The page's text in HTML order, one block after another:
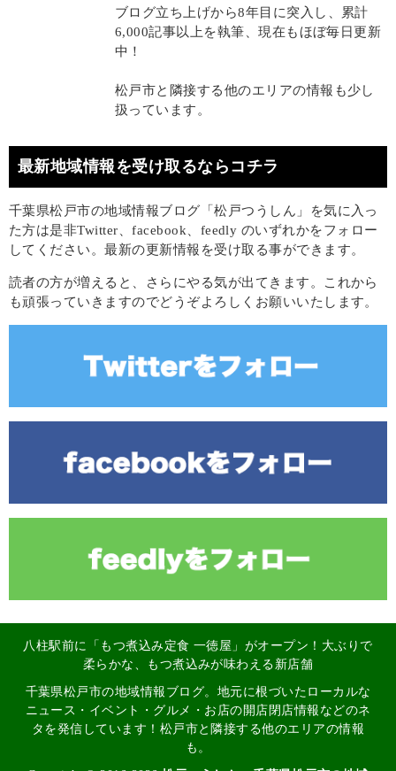
ブログ立ち上げから8年目に突入し、累計
6,000記事以上を執筆、現在もほぼ毎日更新
中！
松戸市と隣接する他のエリアの情報も少し
扱っています。
最新地域情報を受け取るならコチラ
千葉県松戸市の地域情報ブログ「松戸つうしん」を気に入っ
た方は是非Twitter、facebook、feedly のいずれかをフォロー
してください。最新の更新情報を受け取る事ができます。
読者の方が増えると、さらにやる気が出てきます。これから
も頑張っていきますのでどうぞよろしくお願いいたします。
八柱駅前に「もつ煮込み定食 一徳屋」がオープン！大ぶりで
柔らかな、もつ煮込みが味わえる新店舗
千葉県松戸市の地域情報ブログ。地元に根づいたローカルな
ニュース・イベント・グルメ・お店の開店閉店情報などのネ
タを発信しています！松戸市と隣接する他のエリアの情報
も。